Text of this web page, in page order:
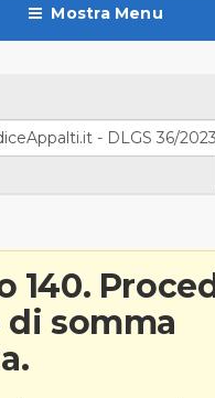
Mostra Menu
140.
di somma